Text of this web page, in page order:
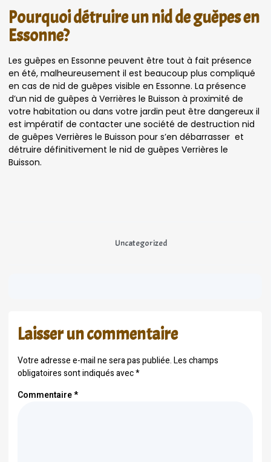
Pourquoi détruire un nid de guêpes en
Essonne?
Les guêpes en Essonne peuvent être tout à fait présence
en été, malheureusement il est beaucoup plus compliqué
en cas de nid de guêpes visible en Essonne. La présence
d’un nid de guêpes à Verrières le Buisson à proximité de
votre habitation ou dans votre jardin peut être dangereux il
est impératif de contacter une société de destruction nid
de guêpes Verrières le Buisson pour s’en débarrasser et
détruire définitivement le nid de guêpes Verrières le
Buisson.
Uncategorized
Laisser un commentaire
Votre adresse e-mail ne sera pas publiée.Les champs
obligatoires sont indiqués avec*
Commentaire*